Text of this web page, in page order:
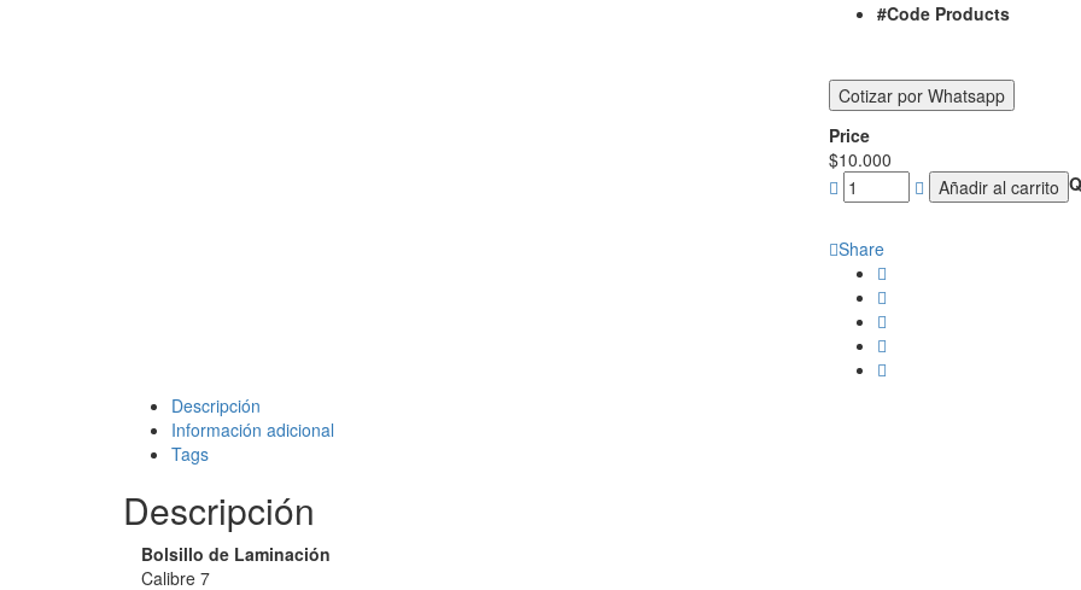
#Code Products
Price
$10.000
Añadir al carrito
Share
Descripción
Información adicional
Tags
Descripción
Bolsillo de Laminación
Calibre 7